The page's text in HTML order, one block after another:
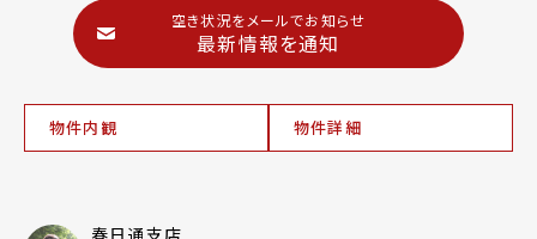
空き状況をメールでお知らせ
最新情報を通知
物件内観 物件詳細